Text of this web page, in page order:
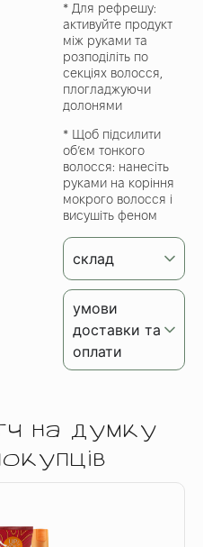
* Для рефрешу:
активуйте продукт
між руками та
розподіліть по
секціях волосся,
плогладжуючи
долонями
* Щоб підсилити
об’єм тонкого
волосся: нанесіть
руками на коріння
мокрого волосся і
висушіть феном
склад
умови
доставки та
оплати
на думку